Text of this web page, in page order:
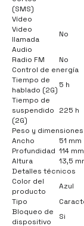
(SMS)
Vídeo
Video
llamada
No
Audio
Radio FM
No
Control de energía
Tiempo de
hablado (2G)
5 h
Tiempo de
suspendido
(2G)
225 h
Peso y dimensiones
Ancho
51 mm
Profundidad 114 mm
Altura
13,5
Detalles técnicos
Color del
producto
Azul
Tipo
Bloqueo de
dispositivo
Si